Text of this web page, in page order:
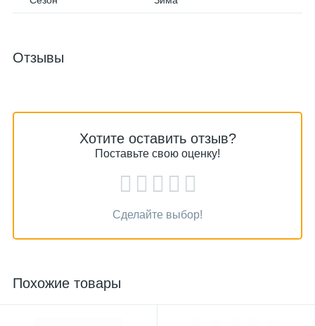
Отзывы
Хотите оставить отзыв?
Поставьте свою оценку!
Сделайте выбор!
Похожие товары